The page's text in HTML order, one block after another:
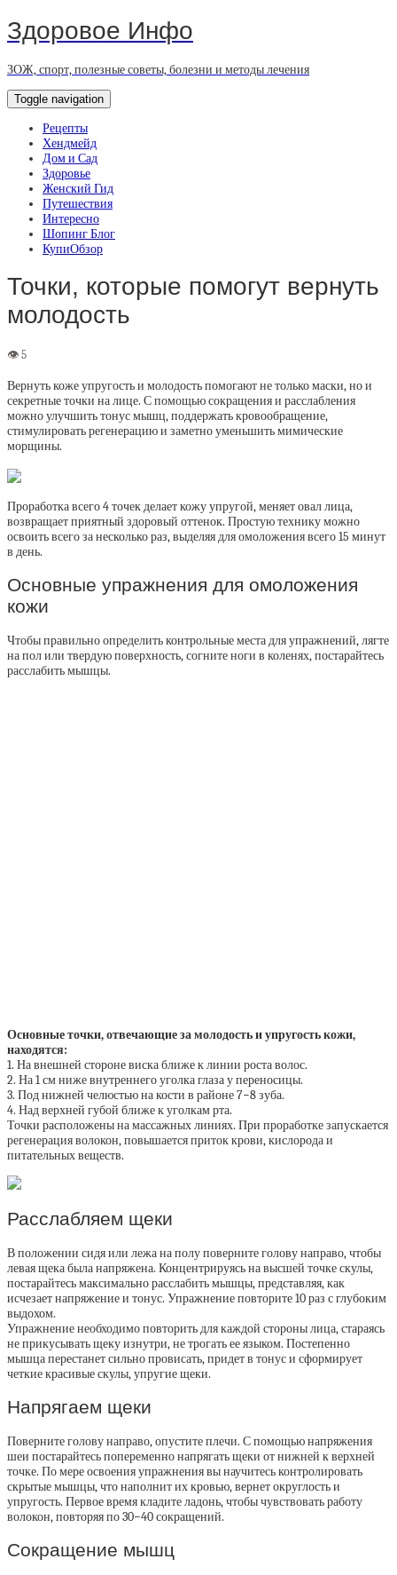
Здоровое Инфо
ЗОЖ, спорт, полезные советы, болезни и методы лечения
Toggle navigation
Рецепты
Хендмейд
Дом и Сад
Здоровье
Женский Гид
Путешествия
Интересно
Шопинг Блог
КупиОбзор
Точки, которые помогут вернуть
молодость
Вернуть коже упругость и молодость помогают не только маски, но и
секретные точки на лице. С помощью сокращения и расслабления
можно улучшить тонус мышц, поддержать кровообращение,
стимулировать регенерацию и заметно уменьшить мимические
морщины.
Проработка всего 4 точек делает кожу упругой, меняет овал лица,
возвращает приятный здоровый оттенок. Простую технику можно
освоить всего за несколько раз, выделяя для омоложения всего 15 минут
в день.
Основные упражнения для омоложения
кожи
Чтобы правильно определить контрольные места для упражнений, лягте
на пол или твердую поверхность, согните ноги в коленях, постарайтесь
расслабить мышцы.
Основные точки, отвечающие за молодость и упругость кожи,
находятся:
1. На внешней стороне виска ближе к линии роста волос.
2. На 1 см ниже внутреннего уголка глаза у переносицы.
3. Под нижней челюстью на кости в районе 7−8 зуба.
4. Над верхней губой ближе к уголкам рта.
Точки расположены на массажных линиях. При проработке запускается
регенерация волокон, повышается приток крови, кислорода и
питательных веществ.
Расслабляем щеки
В положении сидя или лежа на полу поверните голову направо, чтобы
левая щека была напряжена. Концентрируясь на высшей точке скулы,
постарайтесь максимально расслабить мышцы, представляя, как
исчезает напряжение и тонус. Упражнение повторите 10 раз с глубоким
выдохом.
Упражнение необходимо повторить для каждой стороны лица, стараясь
не прикусывать щеку изнутри, не трогать ее языком. Постепенно
мышца перестанет сильно провисать, придет в тонус и сформирует
четкие красивые скулы, упругие щеки.
Напрягаем щеки
Поверните голову направо, опустите плечи. С помощью напряжения
шеи постарайтесь попеременно напрягать щеки от нижней к верхней
точке. По мере освоения упражнения вы научитесь контролировать
скрытые мышцы, что наполнит их кровью, вернет округлость и
упругость. Первое время кладите ладонь, чтобы чувствовать работу
волокон, повторяя по 30−40 сокращений.
Сокращение мышц